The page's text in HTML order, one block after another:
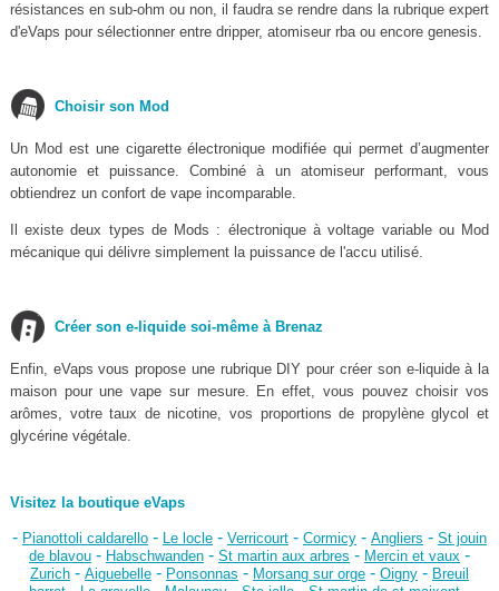
résistances en sub-ohm ou non, il faudra se rendre dans la rubrique expert
d'eVaps pour sélectionner entre dripper, atomiseur rba ou encore genesis.
Choisir son Mod
Un Mod est une cigarette électronique modifiée qui permet d’augmenter
autonomie et puissance. Combiné à un atomiseur performant, vous
obtiendrez un confort de vape incomparable.
Il existe deux types de Mods : électronique à voltage variable ou Mod
mécanique qui délivre simplement la puissance de l'accu utilisé.
Créer son e-liquide soi-même à Brenaz
Enfin, eVaps vous propose une rubrique DIY pour créer son e-liquide à la
maison pour une vape sur mesure. En effet, vous pouvez choisir vos
arômes, votre taux de nicotine, vos proportions de propylène glycol et
glycérine végétale.
Visitez la boutique eVaps
- Pianottoli caldarello- Le locle- Verricourt- Cormicy- Angliers - St jouin
de blavou- Habschwanden- St martin aux arbres - Mercin et vaux -
Zurich- Aiguebelle- Ponsonnas - Morsang sur orge- Oigny- Breuil